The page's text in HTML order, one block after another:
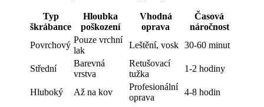
Typ
škrábance
Hloubka
poškození
Vhodná
oprava
Časová
náročnost
Povrchový
Pouze vrchní
lak
Leštění, vosk 30-60 minut
Střední
Barevná
vrstva
Retušovací
tužka
1-2 hodiny
Hluboký Až na kov
Profesionální
oprava
4-8 hodin